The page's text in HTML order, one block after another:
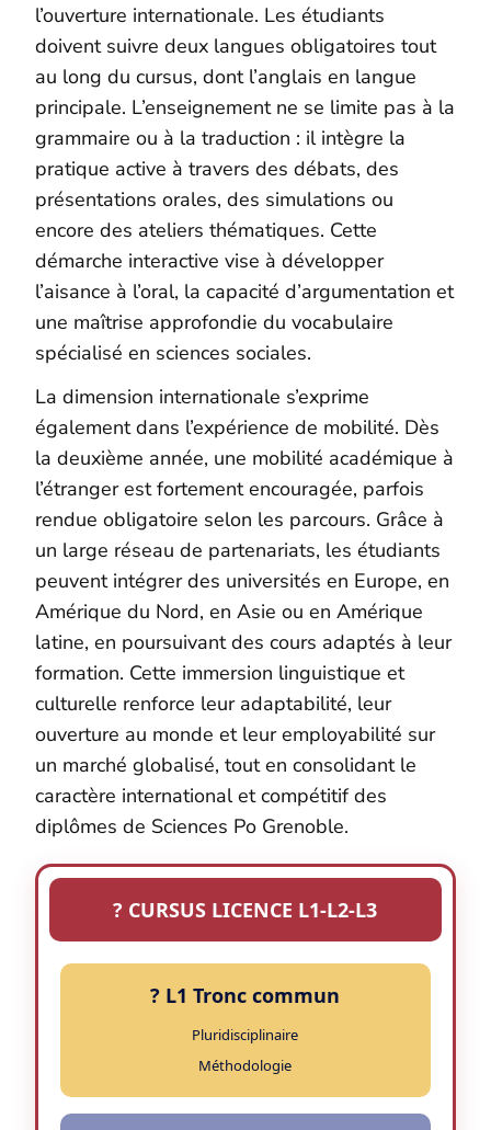
l’ouverture internationale. Les étudiants
doivent suivre deux langues obligatoires tout
au long du cursus, dont l’anglais en langue
principale. L’enseignement ne se limite pas à la
grammaire ou à la traduction : il intègre la
pratique active à travers des débats, des
présentations orales, des simulations ou
encore des ateliers thématiques. Cette
démarche interactive vise à développer
l’aisance à l’oral, la capacité d’argumentation et
une maîtrise approfondie du vocabulaire
spécialisé en sciences sociales.
La dimension internationale s’exprime
également dans l’expérience de mobilité. Dès
la deuxième année, une mobilité académique à
l’étranger est fortement encouragée, parfois
rendue obligatoire selon les parcours. Grâce à
un large réseau de partenariats, les étudiants
peuvent intégrer des universités en Europe, en
Amérique du Nord, en Asie ou en Amérique
latine, en poursuivant des cours adaptés à leur
formation. Cette immersion linguistique et
culturelle renforce leur adaptabilité, leur
ouverture au monde et leur employabilité sur
un marché globalisé, tout en consolidant le
caractère international et compétitif des
diplômes de Sciences Po Grenoble.
? CURSUS LICENCE L1-L2-L3
? L1 Tronc commun
Pluridisciplinaire
Méthodologie